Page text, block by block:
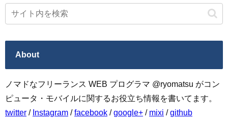
About
ノマドなフリーランス WEB プログラマ @ryomatsu がコン
ピュータ・モバイルに関するお役立ち情報を書いてます。
twitter / Instagram /facebook /google+ / mixi /github